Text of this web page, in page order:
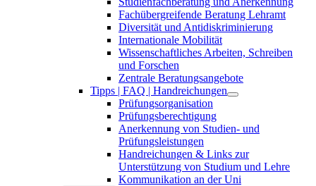
Fachübergreifende Beratung Lehramt
Diversität und Antidiskriminierung
Internationale Mobilität
Wissenschaftliches Arbeiten, Schreiben
und Forschen
Zentrale Beratungsangebote
Tipps | FAQ | Handreichungen
Prüfungsorganisation
Prüfungsberechtigung
Anerkennung von Studien- und
Prüfungsleistungen
Handreichungen & Links zur
Unterstützung von Studium und Lehre
Kommunikation an der Uni